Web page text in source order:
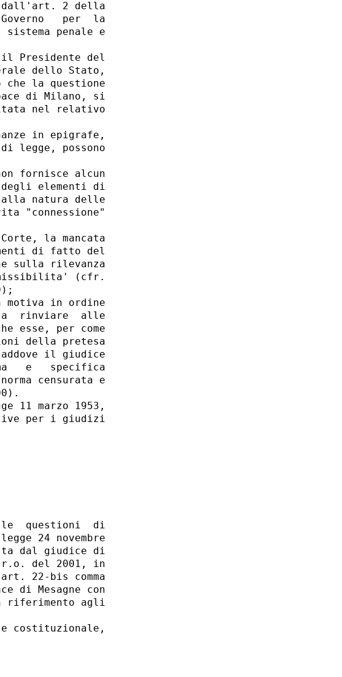
2 della
per  la
penale e
Presidente del
dello Stato,
che la questione
di Milano, si
nel relativo
in epigrafe,
legge, possono
fornisce alcun
elementi di
natura delle
"connessione"
la mancata
di fatto del
sulla rilevanza
(cfr.
motiva in ordine
a  rinviare  alle
esse, per come
della pretesa
il giudice
e   specifica
censurata e
11 marzo 1953,
per i giudizi
questioni  di
24 novembre
dal giudice di
del 2001, in
22-bis comma
di Mesagne con
agli
costituzionale,